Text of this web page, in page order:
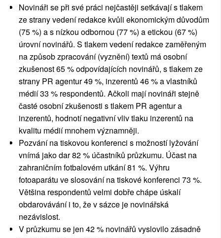
Novináři se při své práci nejčastěji setkávají s tlakem
ze strany vedení redakce kvůli ekonomickým důvodům
(75 %) a s nízkou odbornou (77 %) a etickou (67 %)
úrovní novinářů. S tlakem vedení redakce zaměřeným
na způsob zpracování (vyznění) textů má osobní
zkušenost 65 % odpovídajících novinářů, s tlakem ze
strany PR agentur 49 %, inzerentů 46 % a vlastníků
médií 33 % respondentů. Ačkoli mají novináři stejně
časté osobní zkušenosti s tlakem PR agentur a
inzerentů, hodnotí negativní vliv tlaku inzerentů na
kvalitu médií mnohem významněji.
Pozvání na tiskovou konferenci s možností lyžování
vnímá jako dar 82 % účastníků průzkumu. Účast na
zahraničním fotbalovém utkání 81 %. Výhru
fotoaparátu ve slosování na tiskové konferenci 73 %.
Většina respondentů velmi dobře chápe úskalí
obdarovávání i to, že v sázce je novinářská
nezávislost.
V průzkumu se jen 42 % novinářů vyslovilo zásadně